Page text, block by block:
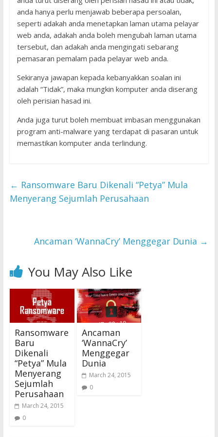
anda hanya perlu menjawab beberapa persoalan,
seperti adakah anda menetapkan laman utama pelayar
web anda, adakah anda boleh mengubah laman utama
tersebut, dan adakah anda mengingati sebarang
pemasaran pemalam pada pelayar web anda.
Sekiranya jawapan kepada kebanyakkan soalan ini
adalah “Tidak”, maka mungkin komputer anda diserang
oleh perisian hasad ini.
Anda juga turut boleh membuat imbasan menggunakan
program anti-malware yang terdapat di pasaran untuk
memastikan komputer anda terlindung.
← Ransomware Baru Dikenali “Petya” Mula
Menyerang Sejumlah Perusahaan
Ancaman ‘WannaCry’ Menggegar Dunia →
You May Also Like
Ransomware
Baru
Dikenali
“Petya” Mula
Menyerang
Sejumlah
Perusahaan
March 24, 2015
0
Ancaman
‘WannaCry’
Menggegar
Dunia
March 24, 2015
0